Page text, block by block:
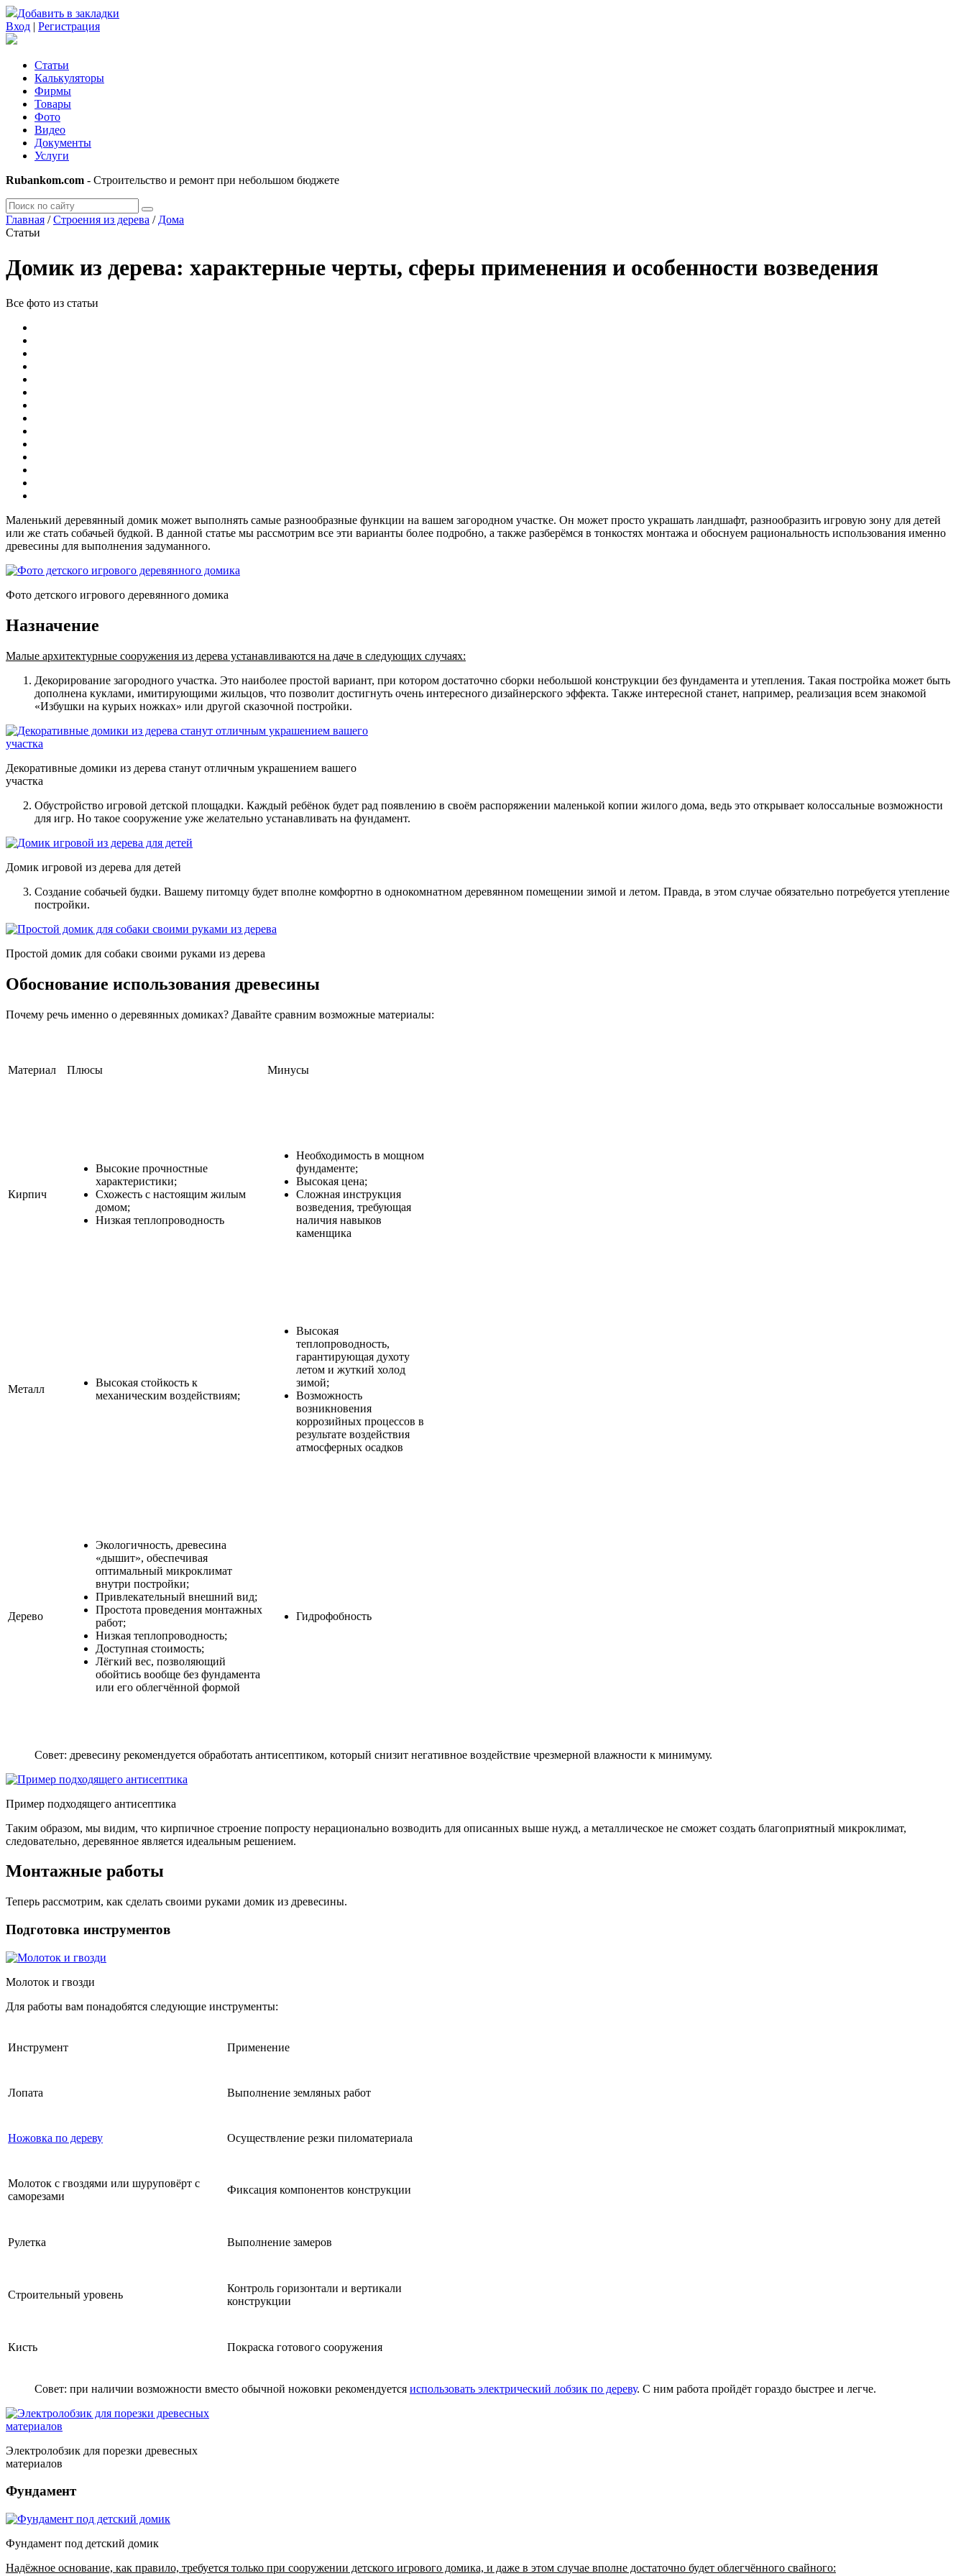
Добавить в закладки
Вход | Регистрация
Статьи
Калькуляторы
Фирмы
Товары
Фото
Видео
Документы
Услуги
Rubankom.com - Строительство и ремонт при небольшом бюджете
Главная /Строения из дерева / Дома
Статьи
Домик из дерева: характерные черты, сферы применения и особенности возведения
Все фото из статьи
Маленький деревянный домик может выполнять самые разнообразные функции на вашем загородном участке. Он может просто украшать ландшафт, разнообразить игровую зону для детей
или же стать собачьей будкой. В данной статье мы рассмотрим все эти варианты более подробно, а также разберёмся в тонкостях монтажа и обоснуем рациональность использования именно
древесины для выполнения задуманного.
Фото детского игрового деревянного домика
Назначение
Малые архитектурные сооружения из дерева устанавливаются на даче в следующих случаях:
Декорирование загородного участка. Это наиболее простой вариант, при котором достаточно сборки небольшой конструкции без фундамента и утепления. Такая постройка может быть
дополнена куклами, имитирующими жильцов, что позволит достигнуть очень интересного дизайнерского эффекта. Также интересной станет, например, реализация всем знакомой
«Избушки на курьих ножках» или другой сказочной постройки.
Декоративные домики из дерева станут отличным украшением вашего
участка
Обустройство игровой детской площадки. Каждый ребёнок будет рад появлению в своём распоряжении маленькой копии жилого дома, ведь это открывает колоссальные возможности
для игр. Но такое сооружение уже желательно устанавливать на фундамент.
Домик игровой из дерева для детей
Создание собачьей будки. Вашему питомцу будет вполне комфортно в однокомнатном деревянном помещении зимой и летом. Правда, в этом случае обязательно потребуется утепление
постройки.
Простой домик для собаки своими руками из дерева
Обоснование использования древесины
Почему речь именно о деревянных домиках? Давайте сравним возможные материалы:
Материал Плюсы Минусы
Кирпич
Высокие прочностные
характеристики;
Схожесть с настоящим жилым
домом;
Низкая теплопроводность
Необходимость в мощном
фундаменте;
Высокая цена;
Сложная инструкция
возведения, требующая
наличия навыков
каменщика
Металл
Высокая стойкость к
механическим воздействиям;
Высокая
теплопроводность,
гарантирующая духоту
летом и жуткий холод
зимой;
Возможность
возникновения
коррозийных процессов в
результате воздействия
атмосферных осадков
Дерево
Экологичность, древесина
«дышит», обеспечивая
оптимальный микроклимат
внутри постройки;
Привлекательный внешний вид;
Простота проведения монтажных
работ;
Низкая теплопроводность;
Доступная стоимость;
Лёгкий вес, позволяющий
обойтись вообще без фундамента
или его облегчённой формой
Гидрофобность
Совет: древесину рекомендуется обработать антисептиком, который снизит негативное воздействие чрезмерной влажности к минимуму.
Пример подходящего антисептика
Таким образом, мы видим, что кирпичное строение попросту нерационально возводить для описанных выше нужд, а металлическое не сможет создать благоприятный микроклимат,
следовательно, деревянное является идеальным решением.
Монтажные работы
Теперь рассмотрим, как сделать своими руками домик из древесины.
Подготовка инструментов
Молоток и гвозди
Для работы вам понадобятся следующие инструменты:
Инструмент Применение
Лопата Выполнение земляных работ
Ножовка по дереву Осуществление резки пиломатериала
Молоток с гвоздями или шуруповёрт с
саморезами
Фиксация компонентов конструкции
Рулетка Выполнение замеров
Строительный уровень
Контроль горизонтали и вертикали
конструкции
Кисть Покраска готового сооружения
Совет: при наличии возможности вместо обычной ножовки рекомендуется использовать электрический лобзик по дереву. С ним работа пройдёт гораздо быстрее и легче.
Электролобзик для порезки древесных
материалов
Фундамент
Фундамент под детский домик
Надёжное основание, как правило, требуется только при сооружении детского игрового домика, и даже в этом случае вполне достаточно будет облегчённого свайного: